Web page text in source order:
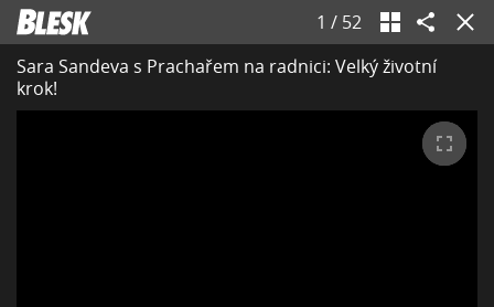
1 / 52
Sara Sandeva s Prachařem na radnici: Velký životní
krok!